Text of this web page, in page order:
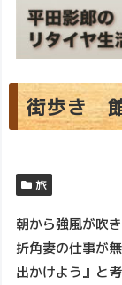
街歩き
旅
朝から強風が吹
折角妻の仕事が
出かけよう』と